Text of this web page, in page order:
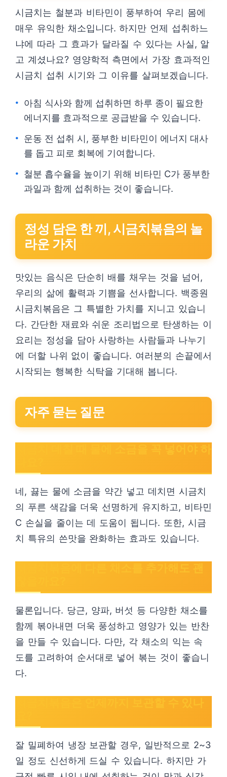
시금치는 철분과 비타민이 풍부하여 우리 몸에
매우 유익한 채소입니다. 하지만 언제 섭취하느
냐에 따라 그 효과가 달라질 수 있다는 사실, 알
고 계셨나요? 영양학적 측면에서 가장 효과적인
시금치 섭취 시기와 그 이유를 살펴보겠습니다.
아침 식사와 함께 섭취하면 하루 종이 필요한
에너지를 효과적으로 공급받을 수 있습니다.
운동 전 섭취 시, 풍부한 비타민이 에너지 대사
를 돕고 피로 회복에 기여합니다.
철분 흡수율을 높이기 위해 비타민 C가 풍부한
과일과 함께 섭취하는 것이 좋습니다.
정성 담은 한 끼, 시금치볶음의 놀
라운 가치
맛있는 음식은 단순히 배를 채우는 것을 넘어,
우리의 삶에 활력과 기쁨을 선사합니다. 백종원
시금치볶음은 그 특별한 가치를 지니고 있습니
다. 간단한 재료와 쉬운 조리법으로 탄생하는 이
요리는 정성을 담아 사랑하는 사람들과 나누기
에 더할 나위 없이 좋습니다. 여러분의 손끝에서
시작되는 행복한 식탁을 기대해 봅니다.
자주 묻는 질문
네, 끓는 물에 소금을 약간 넣고 데치면 시금치
의 푸른 색감을 더욱 선명하게 유지하고, 비타민
C 손실을 줄이는 데 도움이 됩니다. 또한, 시금
치 특유의 쓴맛을 완화하는 효과도 있습니다.
물론입니다. 당근, 양파, 버섯 등 다양한 채소를
함께 볶아내면 더욱 풍성하고 영양가 있는 반찬
을 만들 수 있습니다. 다만, 각 채소의 익는 속
도를 고려하여 순서대로 넣어 볶는 것이 좋습니
다.
잘 밀폐하여 냉장 보관할 경우, 일반적으로 2~3
일 정도 신선하게 드실 수 있습니다. 하지만 가